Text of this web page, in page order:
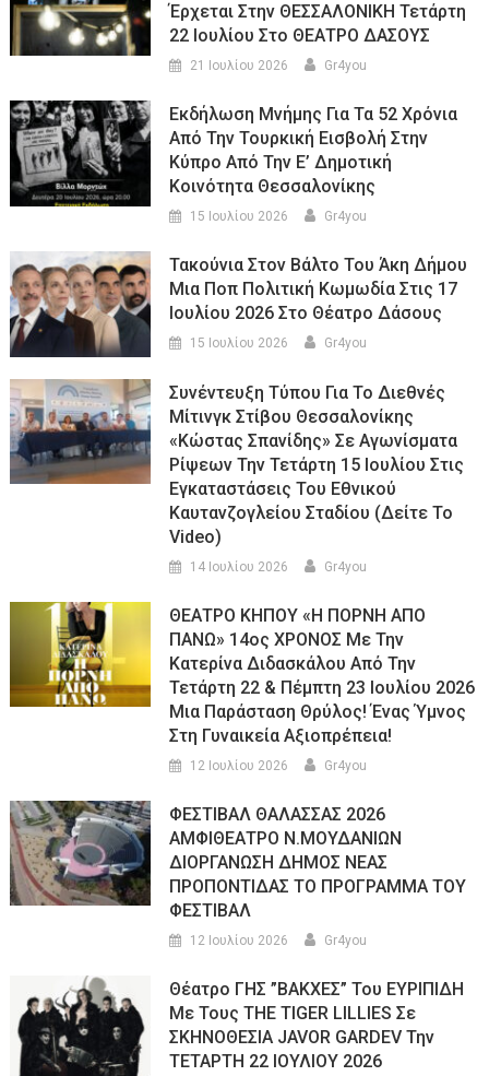
Έρχεται Στην ΘΕΣΣΑΛΟΝΙΚΗ Τετάρτη
22 Ιουλίου Στο ΘΕΑΤΡΟ ΔΑΣΟΥΣ
21 Ιουλίου 2026 Gr4you
Εκδήλωση Μνήμης Για Τα 52 Χρόνια
Από Την Τουρκική Εισβολή Στην
Κύπρο Από Την Ε’ Δημοτική
Κοινότητα Θεσσαλονίκης
15 Ιουλίου 2026 Gr4you
Τακούνια Στον Βάλτο Του Άκη Δήμου
Μια Ποπ Πολιτική Κωμωδία Στις 17
Ιουλίου 2026 Στο Θέατρο Δάσους
15 Ιουλίου 2026 Gr4you
Συνέντευξη Τύπου Για Το Διεθνές
Μίτινγκ Στίβου Θεσσαλονίκης
«Κώστας Σπανίδης» Σε Αγωνίσματα
Ρίψεων Την Τετάρτη 15 Ιουλίου Στις
Εγκαταστάσεις Του Εθνικού
Καυτανζογλείου Σταδίου (Δείτε Το
Video)
14 Ιουλίου 2026 Gr4you
ΘΕΑΤΡΟ ΚΗΠΟΥ «Η ΠΟΡΝΗ ΑΠΟ
ΠΑΝΩ» 14ος ΧΡΟΝΟΣ Με Την
Κατερίνα Διδασκάλου Από Την
Τετάρτη 22 & Πέμπτη 23 Ιουλίου 2026
Μια Παράσταση Θρύλος! Ένας Ύμνος
Στη Γυναικεία Αξιοπρέπεια!
12 Ιουλίου 2026 Gr4you
ΦΕΣΤΙΒΑΛ ΘΑΛΑΣΣΑΣ 2026
ΑΜΦΙΘΕΑΤΡΟ Ν.ΜΟΥΔΑΝΙΩΝ
ΔΙΟΡΓΑΝΩΣΗ ΔΗΜΟΣ ΝΕΑΣ
ΠΡΟΠΟΝΤΙΔΑΣ ΤΟ ΠΡΟΓΡΑΜΜΑ ΤΟΥ
ΦΕΣΤΙΒΑΛ
12 Ιουλίου 2026 Gr4you
Θέατρο ΓΗΣ ”ΒΑΚΧΕΣ” Του ΕΥΡΙΠΙΔΗ
Με Τους THE TIGER LILLIES Σε
ΣΚΗΝΟΘΕΣΙΑ JAVOR GARDEV Την
ΤΕΤΑΡΤΗ 22 ΙΟΥΛΙΟΥ 2026